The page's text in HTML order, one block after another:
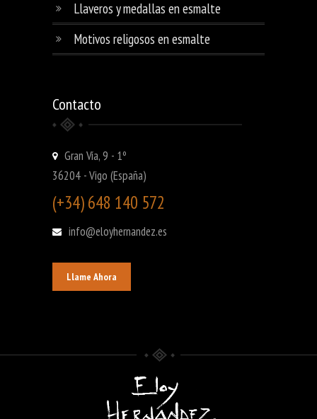
Llaveros y medallas en esmalte
Motivos religosos en esmalte
Contacto
Gran Vía, 9 - 1º
36204 - Vigo (España)
(+34) 648 140 572
info@eloyhernandez.es
Llame Ahora